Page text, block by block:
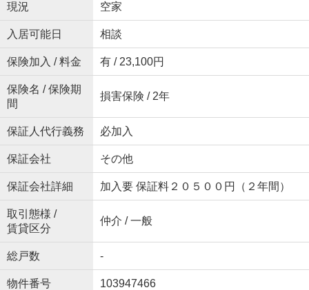
現況 空家
入居可能日 相談
保険加入 / 料金 有 / 23,100円
保険名 / 保険期
間
損害保険 / 2年
保証人代行義務 必加入
保証会社 その他
保証会社詳細 加入要 保証料２０５００円（２年間）
取引態様 /
賃貸区分
仲介 / 一般
総戸数 -
物件番号 103947466